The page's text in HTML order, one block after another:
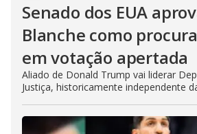
Senado dos EUA
Blanche como
em votação apertada
Aliado de Donald Trump vai liderar
Justiça, historicamente independente